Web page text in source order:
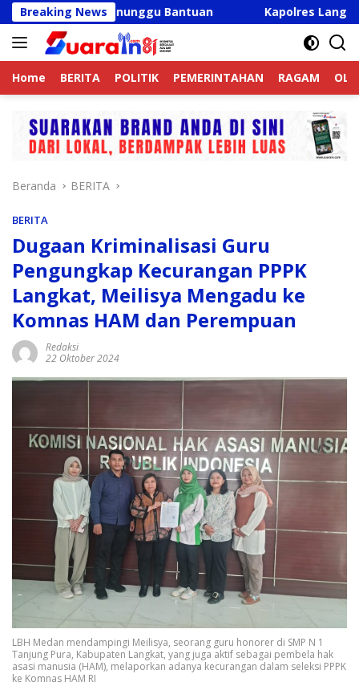
Langsung
ke
konten
Breaking News
Bantuan Kapolres Langkat Ajak Pengemudi
Home BERITA POLITIK PEMERINTAHAN RAGAM
Beranda BERITA
BERITA
Dugaan Kriminalisasi Guru
Pengungkap Kecurangan PPPK
Langkat, Meilisya Mengadu ke
Komnas HAM dan Perempuan
Redaksi
22 Oktober 2024
LBH Medan mendampingi Meilisya, seorang guru honorer di SMP N 1
Tanjung Pura, Kabupaten Langkat, yang juga aktif sebagai pembela hak
asasi manusia (HAM), melaporkan adanya kecurangan dalam seleksi PPPK
ke Komnas HAM RI